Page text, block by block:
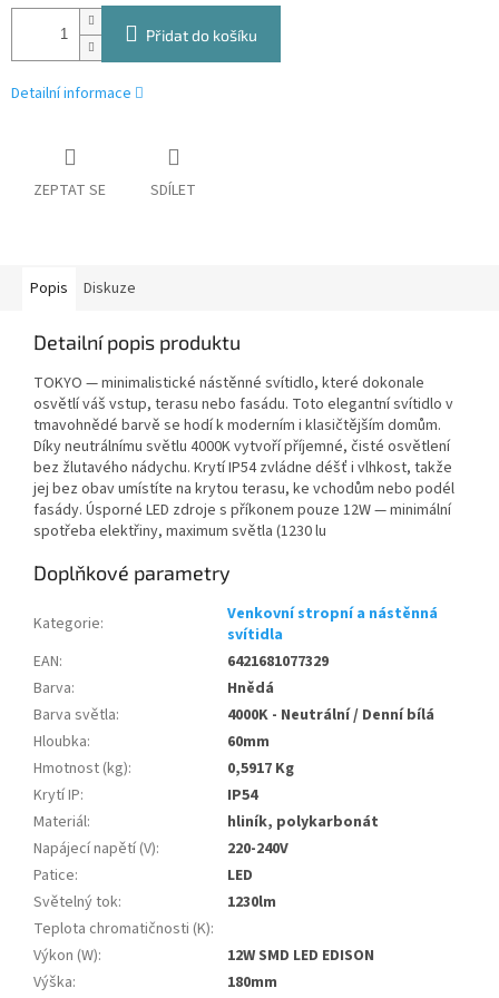
Přidat do košíku
Detailní informace
ZEPTAT SE SDÍLET
Popis Diskuze
Detailní popis produktu
TOKYO — minimalistické nástěnné svítidlo, které dokonale
osvětlí váš vstup, terasu nebo fasádu. Toto elegantní svítidlo v
tmavohnědé barvě se hodí k moderním i klasičtějším domům.
Díky neutrálnímu světlu 4000K vytvoří příjemné, čisté osvětlení
bez žlutavého nádychu. Krytí IP54 zvládne déšť i vlhkost, takže
jej bez obav umístíte na krytou terasu, ke vchodům nebo podél
fasády. Úsporné LED zdroje s příkonem pouze 12W — minimální
spotřeba elektřiny, maximum světla (1230 lu
Doplňkové parametry
Kategorie:
Venkovní stropní a nástěnná
svítidla
EAN:
6421681077329
Barva:
Hnědá
Barva světla:
4000K - Neutrální / Denní bílá
Hloubka:
60mm
Hmotnost (kg):
0,5917 Kg
Krytí IP:
IP54
Materiál:
hliník, polykarbonát
Napájecí napětí (V):
220-240V
Patice:
LED
Světelný tok:
1230lm
Teplota chromatičnosti (K):
Výkon (W):
12W SMD LED EDISON
Výška: 180mm